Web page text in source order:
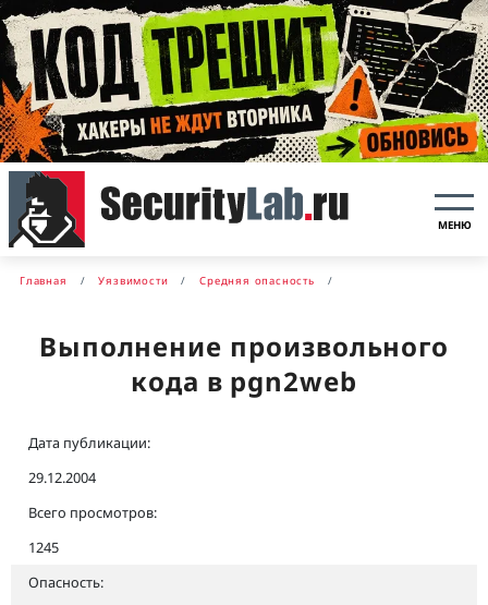
МЕНЮ
Главная Уязвимости Средняя опасность
Выполнение произвольного
кода в pgn2web
Дата публикации:
29.12.2004
Всего просмотров:
1245
Опасность: